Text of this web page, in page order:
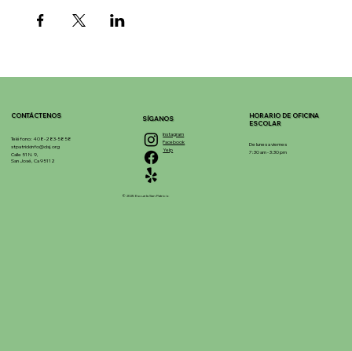
CONTÁCTENOS
Teléfono: 408-283-5858
stpatrickinfo@dsj.org
Calle 51 N. 9,
San José, Ca 95112
Instagram
Facebook
Yelp
SÍGANOS
© 2025 Escuela San Patricio
HORARIO DE OFICINA
ESCOLAR
De lunes a viernes
7:30 am - 3:30 pm